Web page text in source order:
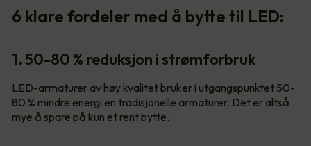
6 klare fordeler med å bytte til LED:
1. 50-80 % reduksjon i strømforbruk
LED-armaturer av høy kvalitet bruker i utgangspunktet 50-
80 % mindre energi en tradisjonelle armaturer. Det er altså
mye å spare på kun et rent bytte.